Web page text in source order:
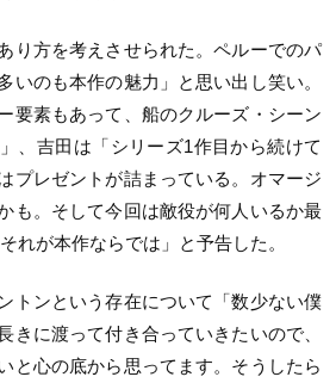
り方を考えさせられた。ペルーでのパ
いのも本作の魅力」と思い出し笑い。
要素もあって、船のクルーズ・シーン
、吉田は「シリーズ1作目から続けて
プレゼントが詰まっている。オマージ
も。そして今回は敵役が何人いるか最
れが本作ならでは」と予告した。
トンという存在について「数少ない僕
きに渡って付き合っていきたいので、
と心の底から思ってます。そうしたら